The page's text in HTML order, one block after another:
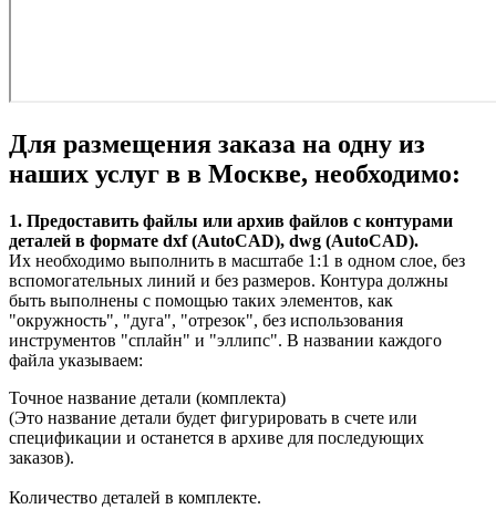
Для размещения заказа на одну из
наших услуг в в Москве, необходимо:
1. Предоставить файлы или архив файлов с контурами
деталей в формате dxf (AutoCAD), dwg (AutoCAD).
Их необходимо выполнить в масштабе 1:1 в одном слое, без
вспомогательных линий и без размеров. Контура должны
быть выполнены с помощью таких элементов, как
"окружность", "дуга", "отрезок", без использования
инструментов "сплайн" и "эллипс". В названии каждого
файла указываем:
Точное название детали (комплекта)
(Это название детали будет фигурировать в счете или
спецификации и останется в архиве для последующих
заказов).
Количество деталей в комплекте.